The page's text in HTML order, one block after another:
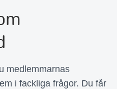
medlemmarnas
i fackliga frågor. Du får